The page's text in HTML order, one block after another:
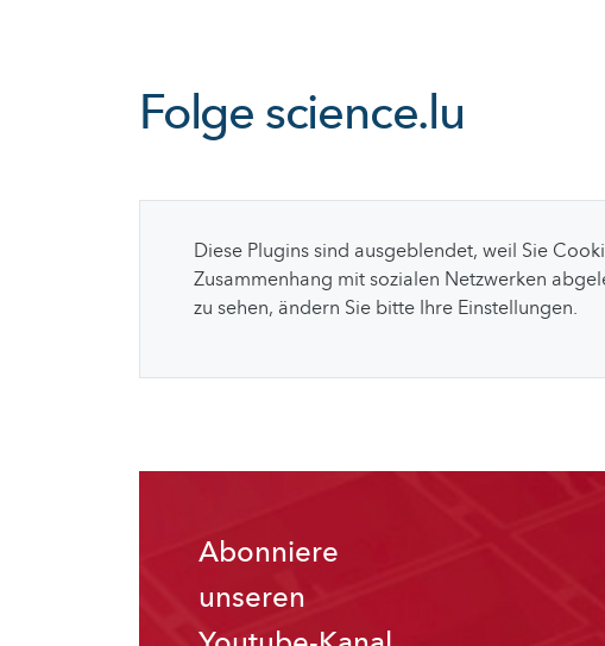
Folge science.lu
Diese Plugins sind ausgeblendet, weil Sie
Zusammenhang mit sozialen Netzwerken
zu sehen, ändern Sie bitte Ihre Einstellungen.
Abonniere
unseren